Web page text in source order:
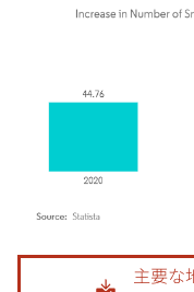
画像 © Mordor Intelligence